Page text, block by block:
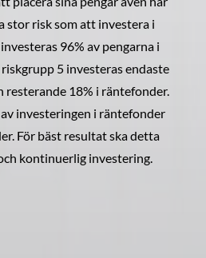
stor risk som att investera i
96% av pengarna i
5 investeras endaste
resterande 18% i räntefonder.
investeringen i räntefonder
För bäst resultat ska detta
kontinuerlig investering.